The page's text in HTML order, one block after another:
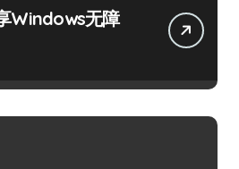
Windows无障